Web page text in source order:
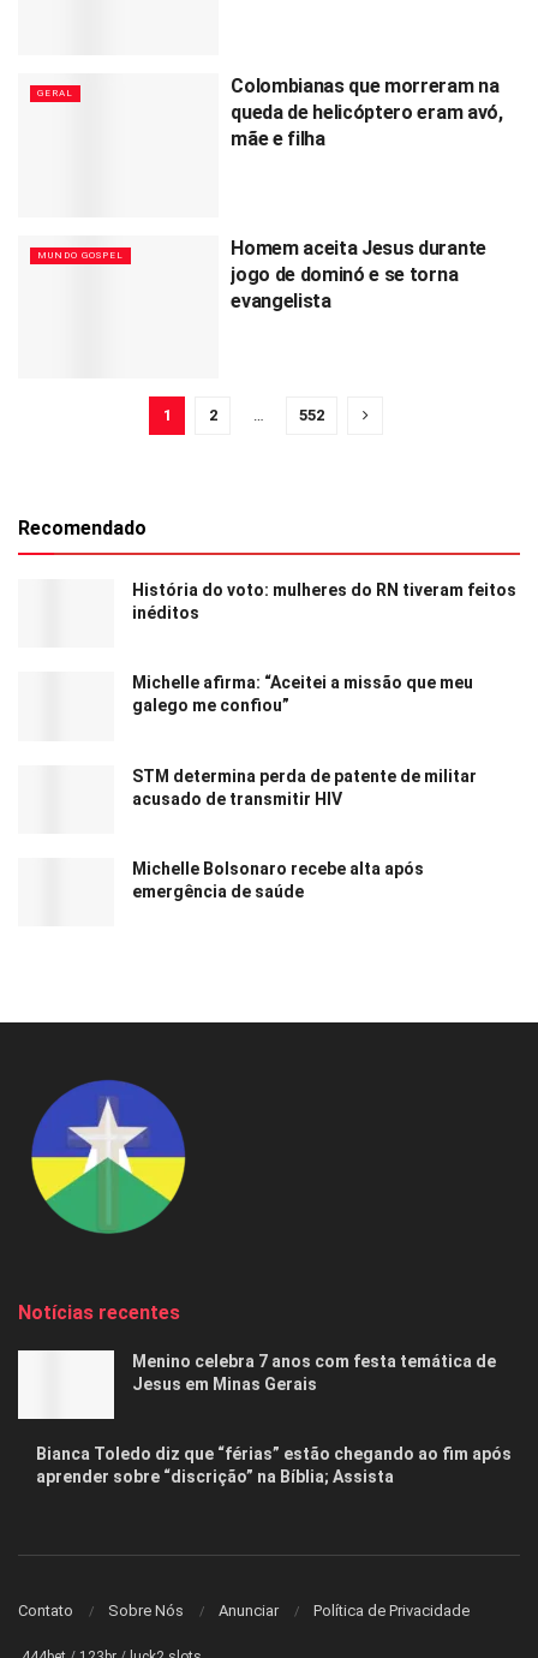
GERAL
Colombianas que morreram na
queda de helicóptero eram avó,
mãe e filha
MUNDO GOSPEL
Homem aceita Jesus durante
jogo de dominó e se torna
evangelista
1 2 … 552
Recomendado
História do voto: mulheres do RN tiveram feitos
inéditos
Michelle afirma: “Aceitei a missão que meu
galego me confiou”
STM determina perda de patente de militar
acusado de transmitir HIV
Michelle Bolsonaro recebe alta após
emergência de saúde
Notícias recentes
Menino celebra 7 anos com festa temática de
Jesus em Minas Gerais
Bianca Toledo diz que “férias” estão chegando ao fim após
aprender sobre “discrição” na Bíblia; Assista
Contato Sobre Nós Anunciar Política de Privacidade